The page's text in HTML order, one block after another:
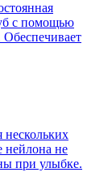
с помощью
нескольких
нейлона не
при улыбке.